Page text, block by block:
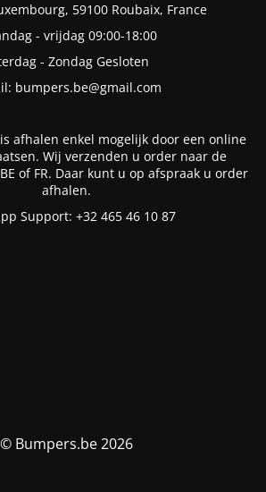
59100 Roubaix, France
- vrijdag 09:00-18:00
- Zondag Gesloten
bumpers.be@gmail.com
afhalen enkel mogelijk door een online
Wij verzenden u order naar de
of FR. Daar kunt u op afspraak u order
afhalen.
Support: +32 465 46 10 87
© Bumpers.be 2026